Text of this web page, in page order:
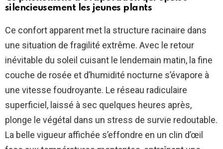
silencieusement les jeunes plants
Ce confort apparent met la structure racinaire dans
une situation de fragilité extrême. Avec le retour
inévitable du soleil cuisant le lendemain matin, la fine
couche de rosée et d’humidité nocturne s’évapore à
une vitesse foudroyante. Le réseau radiculaire
superficiel, laissé à sec quelques heures après,
plonge le végétal dans un stress de survie redoutable.
La belle vigueur affichée s’effondre en un clin d’œil